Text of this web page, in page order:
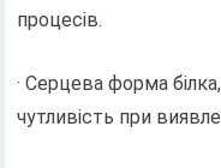
процесів.
· Серцева форма
чутливість при